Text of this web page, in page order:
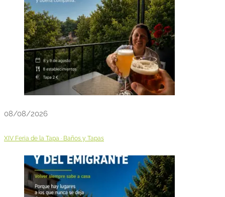
08/08/2026
XIV Feria de la Tapa · Baños y Tapas